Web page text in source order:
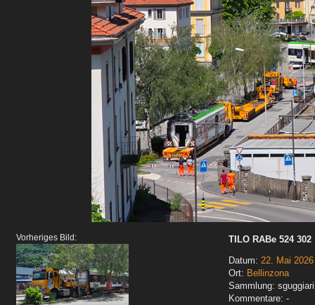
Vorheriges Bild:
TILO RABe 524 302
Datum: 22. Mai 2026
Ort: Bellinzona
Sammlung:
Kommentare: -